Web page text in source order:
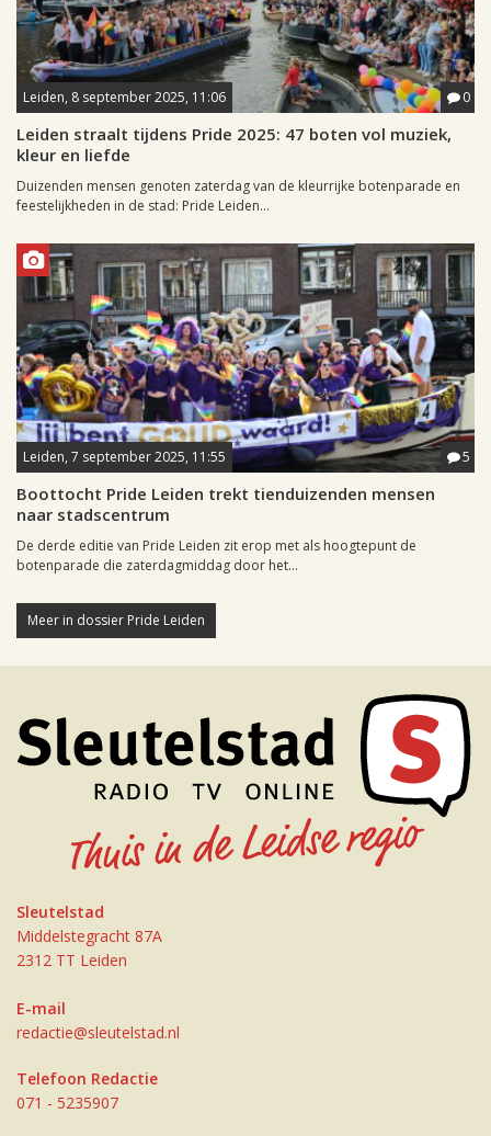
Leiden, 8 september 2025, 11:06 0
Leiden straalt tijdens Pride 2025: 47 boten vol muziek,
kleur en liefde
Duizenden mensen genoten zaterdag van de kleurrijke botenparade en
feestelijkheden in de stad: Pride Leiden...
Leiden, 7 september 2025, 11:55 5
Boottocht Pride Leiden trekt tienduizenden mensen
naar stadscentrum
De derde editie van Pride Leiden zit erop met als hoogtepunt de
botenparade die zaterdagmiddag door het...
Meer in dossier Pride Leiden
Sleutelstad
Middelstegracht 87A
2312 TT Leiden
E-mail
redactie@sleutelstad.nl
Telefoon Redactie
071 - 5235907